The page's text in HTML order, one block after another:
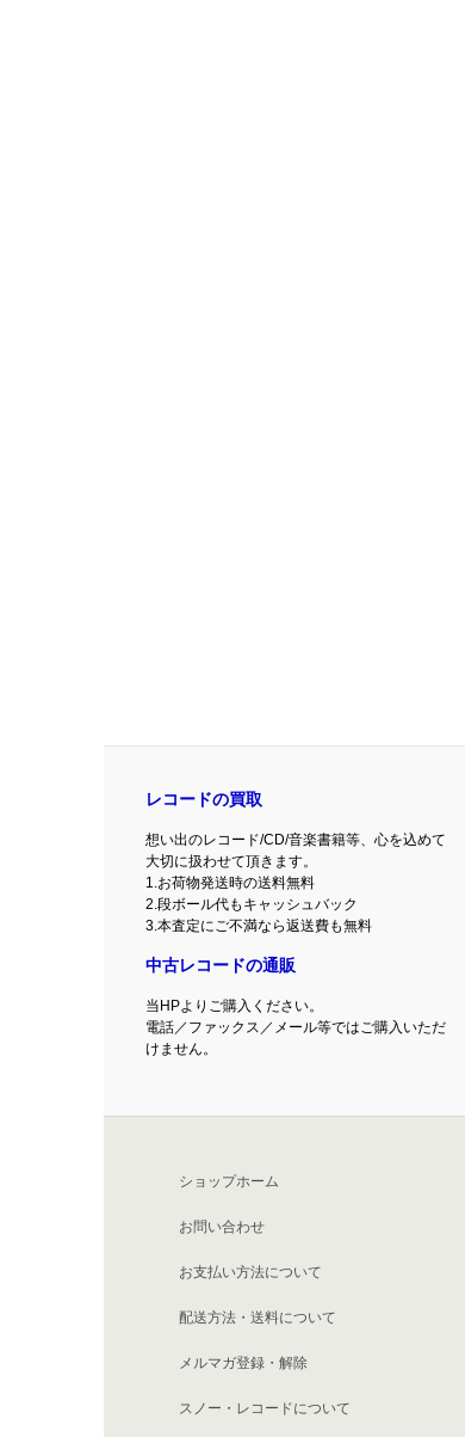
レコードの買取
想い出のレコード/CD/音楽書籍等、心を込めて
大切に扱わせて頂きます。
1.お荷物発送時の送料無料
2.段ボール代もキャッシュバック
3.本査定にご不満なら返送費も無料
中古レコードの通販
当HPよりご購入ください。
電話／ファックス／メール等ではご購入いただ
けません。
ショップホーム
お問い合わせ
お支払い方法について
配送方法・送料について
メルマガ登録・解除
スノー・レコードについて